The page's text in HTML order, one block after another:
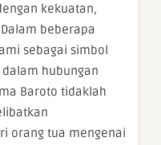
kekuatan,
beberapa
sebagai simbol
hubungan
Baroto tidaklah
orang tua mengenai